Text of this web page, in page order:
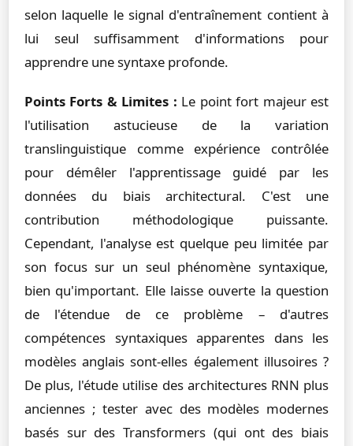
selon laquelle le signal d'entraînement contient à
lui seul suffisamment d'informations pour
apprendre une syntaxe profonde.
Points Forts & Limites : Le point fort majeur est
l'utilisation astucieuse de la variation
translinguistique comme expérience contrôlée
pour démêler l'apprentissage guidé par les
données du biais architectural. C'est une
contribution méthodologique puissante.
Cependant, l'analyse est quelque peu limitée par
son focus sur un seul phénomène syntaxique,
bien qu'important. Elle laisse ouverte la question
de l'étendue de ce problème – d'autres
compétences syntaxiques apparentes dans les
modèles anglais sont-elles également illusoires ?
De plus, l'étude utilise des architectures RNN plus
anciennes ; tester avec des modèles modernes
basés sur des Transformers (qui ont des biais